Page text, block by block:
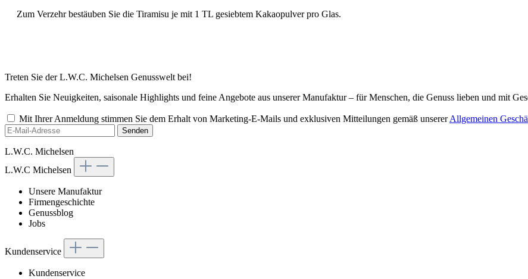
Zum Verzehr bestäuben Sie die Tiramisu je mit 1 TL gesiebtem Kakaopulver pro Glas.
Treten Sie der L.W.C. Michelsen Genusswelt bei!
Erhalten Sie Neuigkeiten, saisonale Highlights und feine Angebote aus unserer Manufaktur – für Menschen, die Genuss lieben und mit
Mit Ihrer Anmeldung stimmen Sie dem Erhalt von Marketing-E-Mails und exklusiven Mitteilungen gemäß unsererAllgemeinen
Senden
L.W.C. Michelsen
L.W.C Michelsen
Unsere Manufaktur
Firmengeschichte
Genussblog
Jobs
Kundenservice
Kundenservice